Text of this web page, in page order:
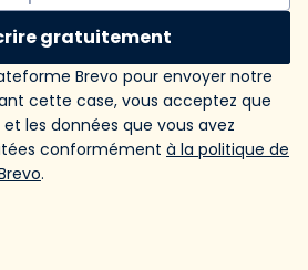
gratuitement
Brevo pour envoyer notre
cette case, vous acceptez que
les données que vous avez
conformément à la politique de
.